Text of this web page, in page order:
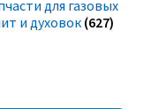
для газовых
и духовок (627)